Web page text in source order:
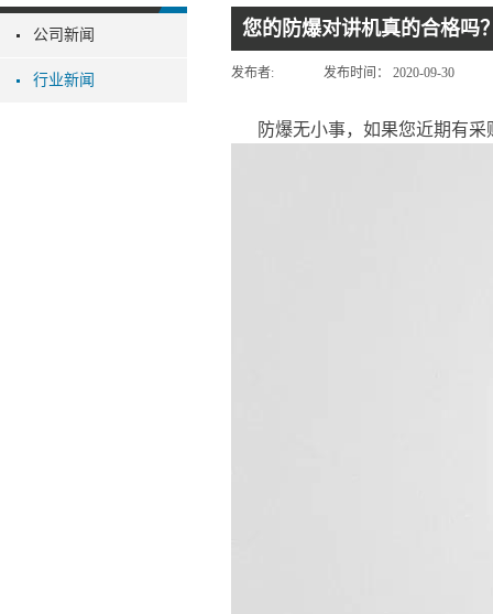
公司新闻
行业新闻
您的防爆对讲机真的合格吗
发布者: 发布时间： 2020-09-30
防爆无小事，如果您近期有